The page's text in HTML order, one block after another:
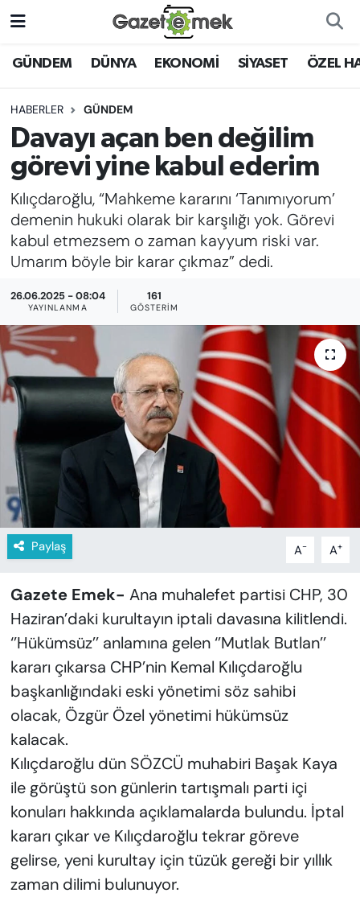
GÜNDEM DÜNYA EKONOMİ SİYASET ÖZEL
HABERLER GÜNDEM
Davayı açan ben değilim
görevi yine kabul ederim
Kılıçdaroğlu, “Mahkeme kararını ‘Tanımıyorum’
demenin hukuki olarak bir karşılığı yok. Görevi
kabul etmezsem o zaman kayyum riski var.
Umarım böyle bir karar çıkmaz” dedi.
26.06.2025 - 08:04
YAYINLANMA
161
GÖSTERIM
Paylaş A- A+
Gazete Emek- Ana muhalefet partisi CHP, 30
Haziran’daki kurultayın iptali davasına kilitlendi.
‘’Hükümsüz’’ anlamına gelen ‘’Mutlak Butlan’’
kararı çıkarsa CHP’nin Kemal Kılıçdaroğlu
başkanlığındaki eski yönetimi söz sahibi
olacak, Özgür Özel yönetimi hükümsüz
kalacak.
Kılıçdaroğlu dün SÖZCÜ muhabiri Başak Kaya
ile görüştü son günlerin tartışmalı parti içi
konuları hakkında açıklamalarda bulundu. İptal
kararı çıkar ve Kılıçdaroğlu tekrar göreve
gelirse, yeni kurultay için tüzük gereği bir yıllık
zaman dilimi bulunuyor.
DÜNYA
EKONOMİ
EMEK HABERLERİ
YENİ MEDYADA EMEK
GAZETECİLİĞİNİ GELİŞTİRMEK
FAYDALI BİLGİLER
EĞİTİM
KADIN
SAĞLIK
SPOR
KÜLTÜR-SANAT
MAGAZİN
YAZAR KÖŞESİ
SİYASET
VAN VE DİYARBAKIR HABERLERİ
Nöbetçi Eczaneler
Hava Durumu
İstanbul Namaz Vakitleri
Trafik Durumu
Süper Lig Puan Durumu ve Fikstür
Tüm Manşetler
Son Dakika Haberleri
Haber Arşivi